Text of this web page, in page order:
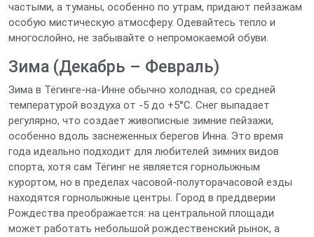
частыми, а туманы, особенно по утрам, придают пейзажам
особую мистическую атмосферу. Одевайтесь тепло и
многослойно, не забывайте о непромокаемой обуви.
Зима (Декабрь – Февраль)
Зима в Тёгинге-на-Инне обычно холодная, со средней
температурой воздуха от -5 до +5°C. Снег выпадает
регулярно, что создает живописные зимние пейзажи,
особенно вдоль заснеженных берегов Инна. Это время
года идеально подходит для любителей зимних видов
спорта, хотя сам Тёгинг не является горнолыжным
курортом, но в пределах часовой-полуторачасовой езды
находятся горнолыжные центры. Город в преддверии
Рождества преображается: на центральной площади
может работать небольшой рождественский рынок, а